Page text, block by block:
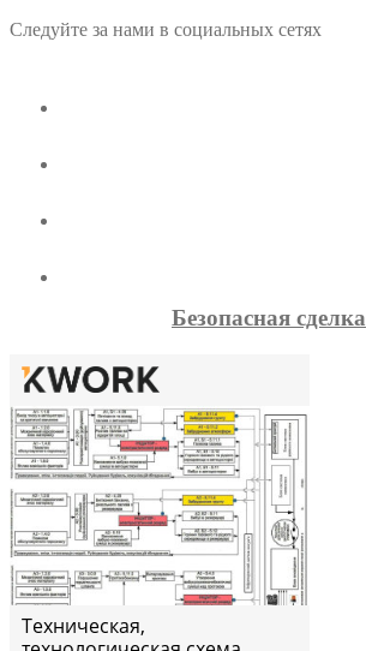
Следуйте за нами в социальных сетях
Безопасная сделка